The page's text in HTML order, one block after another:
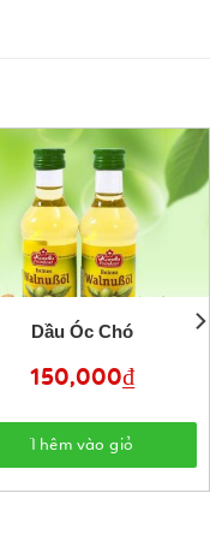
Dầu Óc Chó
150,000₫
Thêm vào giỏ